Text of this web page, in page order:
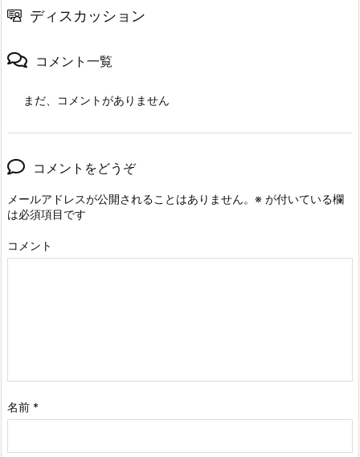
ディスカッション
コメント一覧
まだ、コメントがありません
コメントをどうぞ
メールアドレスが公開されることはありません。 ※ が付いている欄
は必須項目です
コメント
名前 *